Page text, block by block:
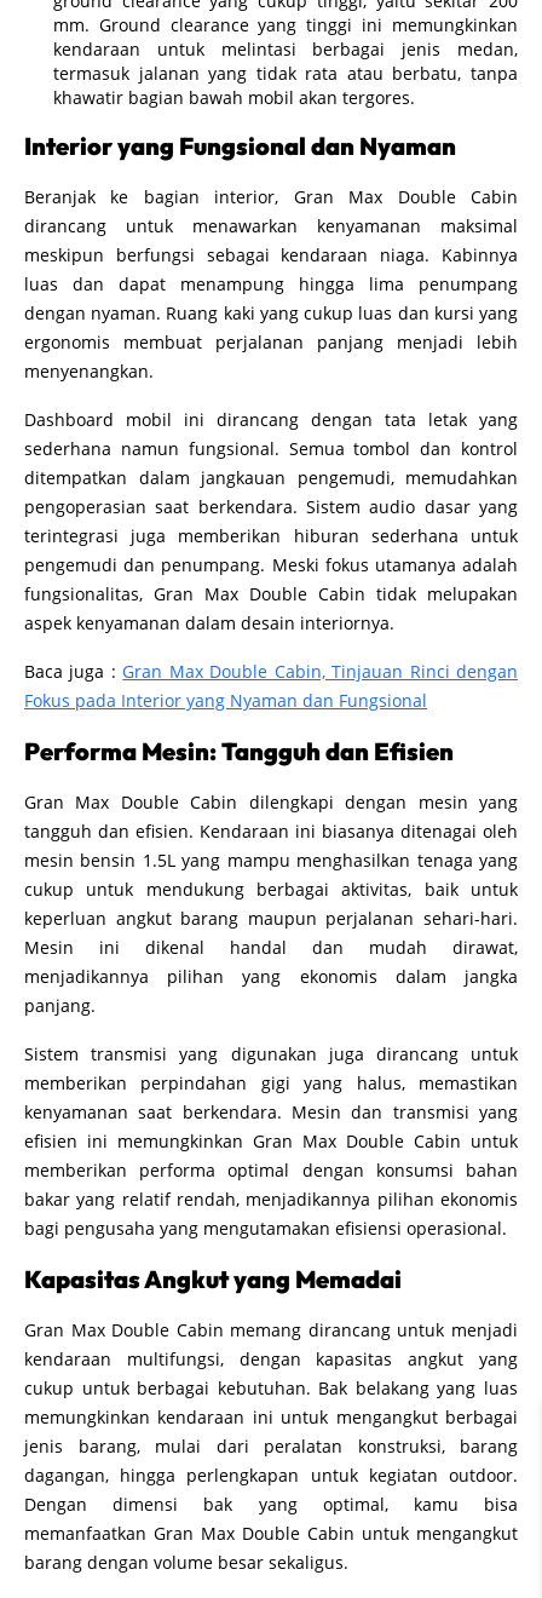
mm. Ground clearance yang tinggi ini memungkinkan
kendaraan untuk melintasi berbagai jenis medan,
termasuk jalanan yang tidak rata atau berbatu, tanpa
khawatir bagian bawah mobil akan tergores.
Interior yang Fungsional dan Nyaman
Beranjak ke bagian interior, Gran Max Double Cabin
dirancang untuk menawarkan kenyamanan maksimal
meskipun berfungsi sebagai kendaraan niaga. Kabinnya
luas dan dapat menampung hingga lima penumpang
dengan nyaman. Ruang kaki yang cukup luas dan kursi yang
ergonomis membuat perjalanan panjang menjadi lebih
menyenangkan.
Dashboard mobil ini dirancang dengan tata letak yang
sederhana namun fungsional. Semua tombol dan kontrol
ditempatkan dalam jangkauan pengemudi, memudahkan
pengoperasian saat berkendara. Sistem audio dasar yang
terintegrasi juga memberikan hiburan sederhana untuk
pengemudi dan penumpang. Meski fokus utamanya adalah
fungsionalitas, Gran Max Double Cabin tidak melupakan
aspek kenyamanan dalam desain interiornya.
Baca juga :Gran Max Double Cabin, Tinjauan Rinci dengan
Fokus pada Interior yang Nyaman dan Fungsional
Performa Mesin: Tangguh dan Efisien
Gran Max Double Cabin dilengkapi dengan mesin yang
tangguh dan efisien. Kendaraan ini biasanya ditenagai oleh
mesin bensin 1.5L yang mampu menghasilkan tenaga yang
cukup untuk mendukung berbagai aktivitas, baik untuk
keperluan angkut barang maupun perjalanan sehari-hari.
Mesin ini dikenal handal dan mudah dirawat,
menjadikannya pilihan yang ekonomis dalam jangka
panjang.
Sistem transmisi yang digunakan juga dirancang untuk
memberikan perpindahan gigi yang halus, memastikan
kenyamanan saat berkendara. Mesin dan transmisi yang
efisien ini memungkinkan Gran Max Double Cabin untuk
memberikan performa optimal dengan konsumsi bahan
bakar yang relatif rendah, menjadikannya pilihan ekonomis
bagi pengusaha yang mengutamakan efisiensi operasional.
Kapasitas Angkut yang Memadai
Gran Max Double Cabin memang dirancang untuk menjadi
kendaraan multifungsi, dengan kapasitas angkut yang
cukup untuk berbagai kebutuhan. Bak belakang yang luas
memungkinkan kendaraan ini untuk mengangkut berbagai
jenis barang, mulai dari peralatan konstruksi, barang
dagangan, hingga perlengkapan untuk kegiatan outdoor.
Dengan dimensi bak yang optimal, kamu bisa
memanfaatkan Gran Max Double Cabin untuk mengangkut
barang dengan volume besar sekaligus.